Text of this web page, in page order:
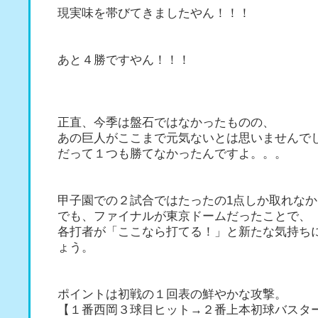
現実味を帯びてきましたやん！！！
あと４勝ですやん！！！
正直、今季は盤石ではなかったものの、
あの巨人がここまで元気ないとは思いませんで
だって１つも勝てなかったんですよ。。。
甲子園での２試合ではたったの1点しか取れな
でも、ファイナルが東京ドームだったことで、
各打者が「ここなら打てる！」と新たな気持ち
ょう。
ポイントは初戦の１回表の鮮やかな攻撃。
【１番西岡３球目ヒット→２番上本初球バス